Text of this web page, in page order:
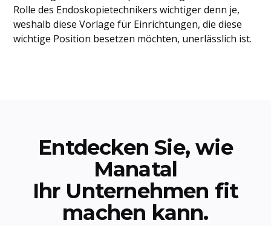
Rolle des Endoskopietechnikers wichtiger denn je,
weshalb diese Vorlage für Einrichtungen, die diese
wichtige Position besetzen möchten, unerlässlich ist.
Entdecken Sie, wie
Manatal
Ihr Unternehmen fit
machen kann.